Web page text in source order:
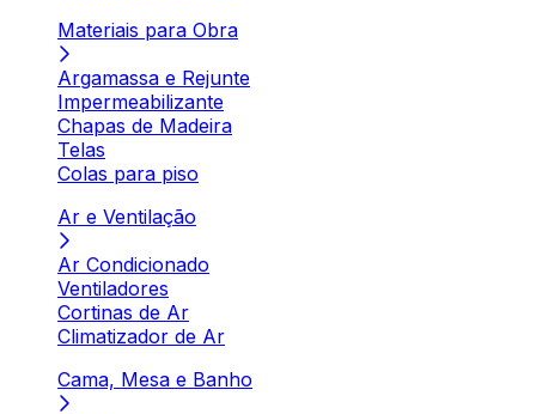
Materiais para Obra
Argamassa e Rejunte
Impermeabilizante
Chapas de Madeira
Telas
Colas para piso
Ar e Ventilação
Ar Condicionado
Ventiladores
Cortinas de Ar
Climatizador de Ar
Cama, Mesa e Banho